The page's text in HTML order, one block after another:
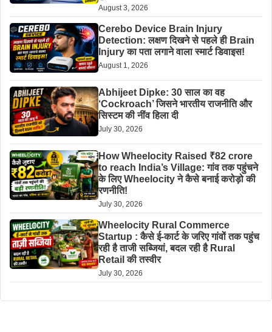
August 3, 2026
Cerebo Device Brain Injury
Detection: लक्षण दिखने से पहले ही Brain
Injury का पता लगाने वाला स्मार्ट डिवाइस!
August 1, 2026
Abhijeet Dipke: 30 साल का वह
‘Cockroach’ जिसने भारतीय राजनीति और
सिस्टम की नींव हिला दी
July 30, 2026
How Wheelocity Raised ₹82 crore
to reach India’s Village: गांव तक पहुंचने
के लिए Wheelocity ने कैसे बनाई करोड़ो की
रणनीति!
July 30, 2026
Wheelocity Rural Commerce
Startup : कैसे ई-कार्ट के जरिए गांवों तक पहुंच
रही है ताजी सब्जियां, बदल रही है Rural
Retail की तस्वीर
July 30, 2026